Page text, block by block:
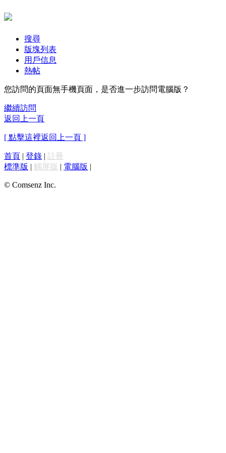
搜尋
版塊列表
用戶信息
熱帖
您訪問的頁面無手機頁面，是否進一步訪問電腦版？
繼續訪問
返回上一頁
[ 點擊這裡返回上一頁 ]
首頁 | 登錄 | 註冊
標準版 | 觸屏版 | 電腦版 |
© Comsenz Inc.